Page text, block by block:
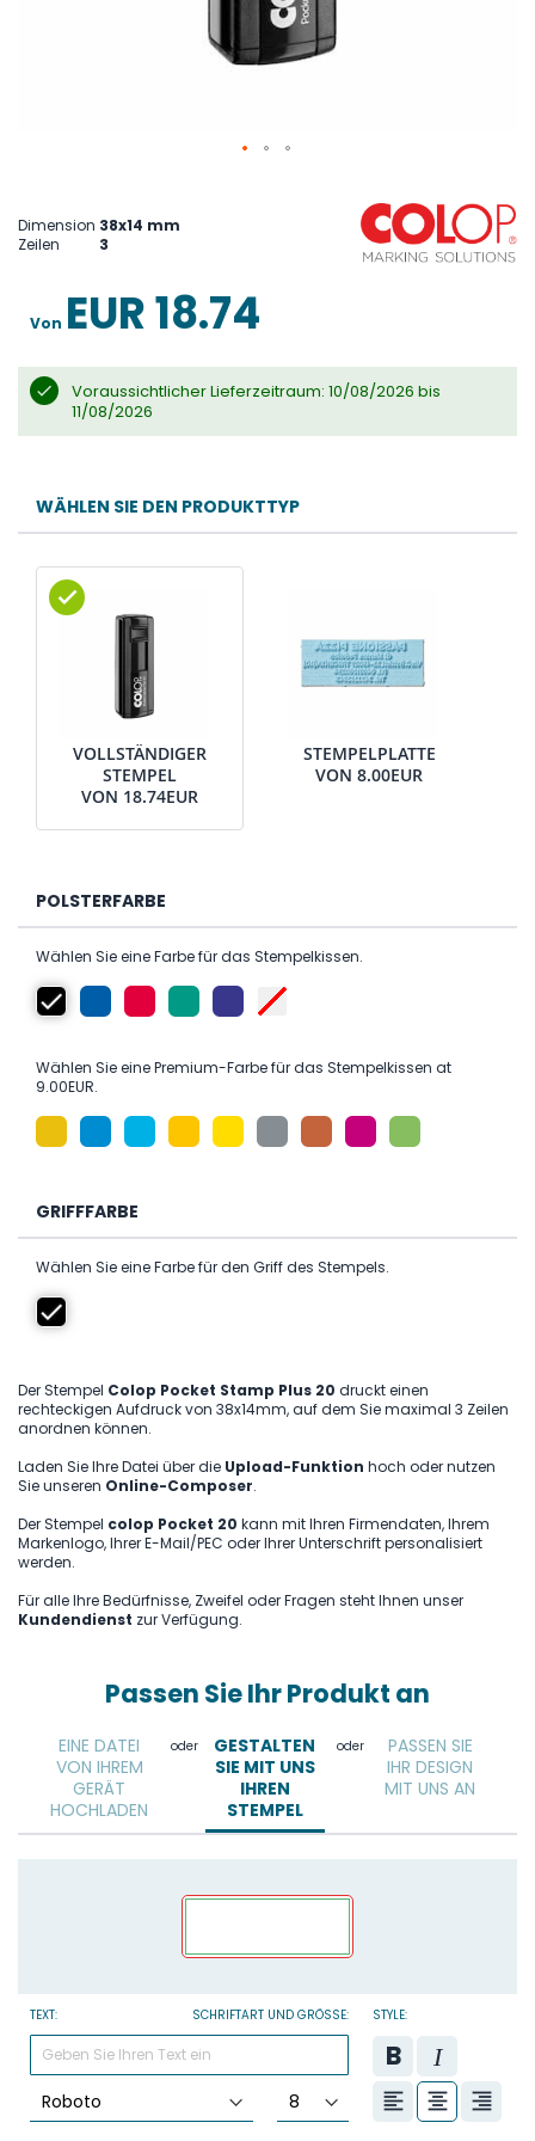
beginning
of
Dimension 38x14 mm
Zeilen
3
Von EUR 18.74
Voraussichtlicher Lieferzeitraum: 10/08/2026 bis
11/08/2026
WÄHLEN SIE DEN PRODUKTTYP
VOLLSTÄNDIGER
STEMPEL
VON 18.74EUR
STEMPELPLATTE
VON 8.00EUR
POLSTERFARBE
Wählen Sie eine Farbe für das Stempelkissen.
Wählen Sie eine Premium-Farbe für das Stempelkissen at
9.00EUR.
GRIFFFARBE
Wählen Sie eine Farbe für den Griff des Stempels.
Der Stempel Colop Pocket Stamp Plus 20 druckt einen
rechteckigen Aufdruck von 38x14mm, auf dem Sie maximal 3 Zeilen
anordnen können.
Laden Sie Ihre Datei über die Upload-Funktion hoch oder nutzen
Sie unseren Online-Composer.
Der Stempel colop Pocket 20 kann mit Ihren Firmendaten, Ihrem
Markenlogo, Ihrer E-Mail/PEC oder Ihrer Unterschrift personalisiert
werden.
Für alle Ihre Bedürfnisse, Zweifel oder Fragen steht Ihnen unser
Kundendienst zur Verfügung.
Passen Sie Ihr Produkt an
EINE DATEI
VON IHREM
GERÄT
HOCHLADEN
oder
GESTALTEN
SIE MIT UNS
IHREN
STEMPEL
TEXT: SCHRIFTART UND GRÖSSE: STYLE:
oder
PASSEN SIE
IHR DESIGN
MIT UNS AN